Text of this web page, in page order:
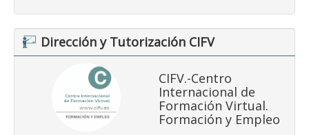
Dirección y Tutorización CIFV
CIFV.-Centro
Internacional de
Formación Virtual.
Formación y Empleo